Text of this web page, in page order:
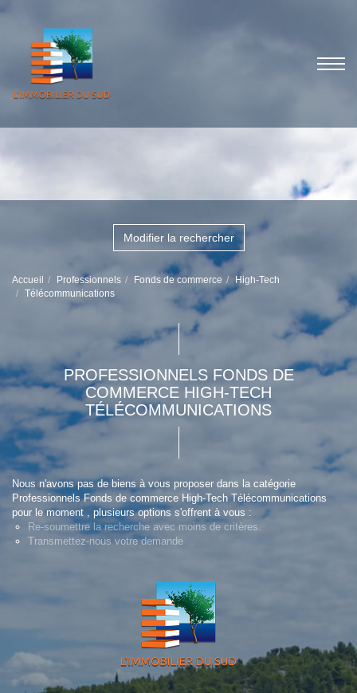
Modifier la rechercher
Accueil Professionnels Fonds de commerce
High-Tech
Télécommunications
PROFESSIONNELS FONDS DE
COMMERCE HIGH-TECH
TÉLÉCOMMUNICATIONS
Nous n'avons pas de biens à vous proposer dans la catégorie
Professionnels Fonds de commerce High-Tech Télécommunications
pour le moment , plusieurs options s'offrent à vous :
Re-soumettre la recherche avec moins de critères.
Transmettez-nous votre demande